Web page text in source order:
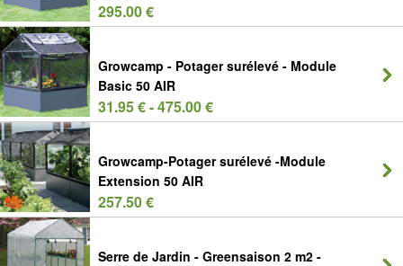
295.00 €
Growcamp - Potager surélevé - Module
Basic 50 AIR
31.95 € - 475.00 €
Growcamp-Potager surélevé -Module
Extension 50 AIR
257.50 €
Serre de Jardin - Greensaison 2 m2 -